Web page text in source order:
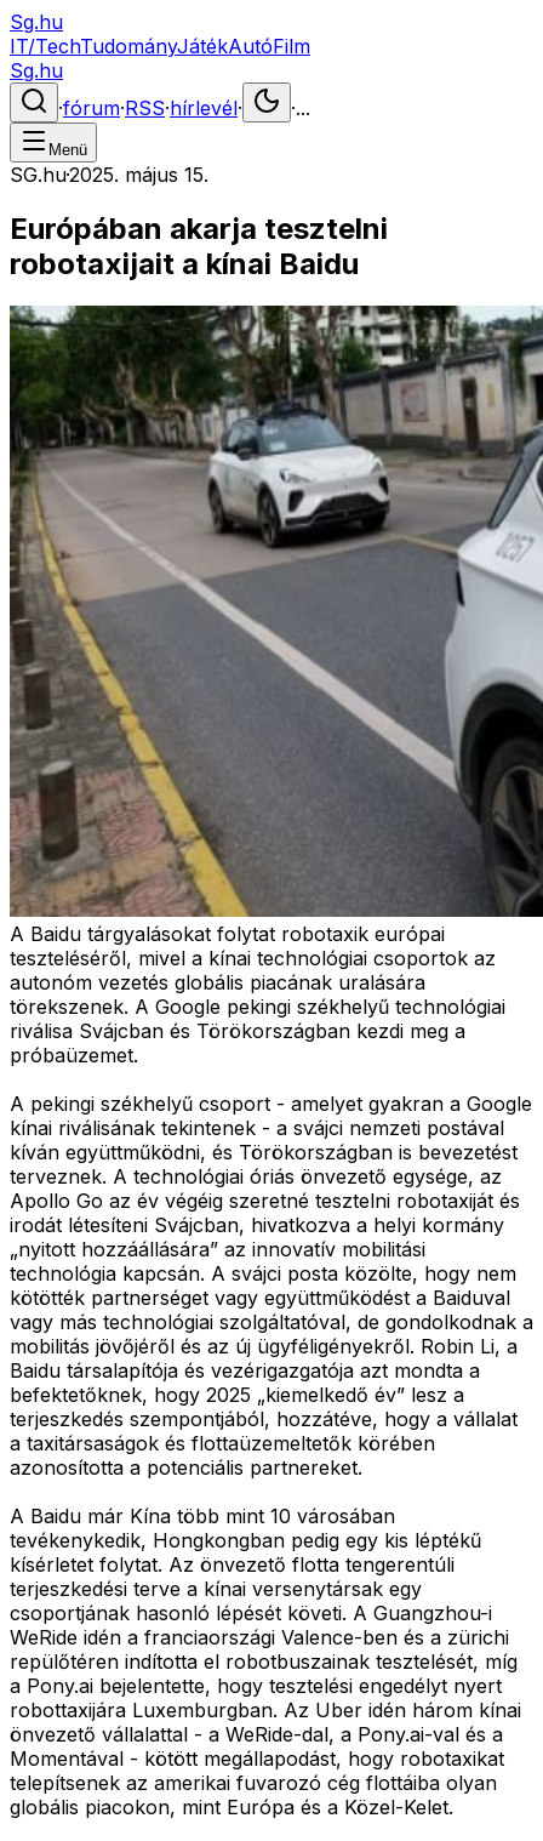
Sg.hu
IT/TechTudományJátékAutóFilm
Sg.hu
·fórum·RSS·hírlevél· ·...
Menü
SG.hu·2025. május 15.
Európában akarja tesztelni
robotaxijait a kínai Baidu
A Baidu tárgyalásokat folytat robotaxik európai
teszteléséről, mivel a kínai technológiai csoportok az
autonóm vezetés globális piacának uralására
törekszenek. A Google pekingi székhelyű technológiai
riválisa Svájcban és Törökországban kezdi meg a
próbaüzemet.
A pekingi székhelyű csoport - amelyet gyakran a Google
kínai riválisának tekintenek - a svájci nemzeti postával
kíván együttműködni, és Törökországban is bevezetést
terveznek. A technológiai óriás önvezető egysége, az
Apollo Go az év végéig szeretné tesztelni robotaxiját és
irodát létesíteni Svájcban, hivatkozva a helyi kormány
„nyitott hozzáállására” az innovatív mobilitási
technológia kapcsán. A svájci posta közölte, hogy nem
kötötték partnerséget vagy együttműködést a Baiduval
vagy más technológiai szolgáltatóval, de gondolkodnak a
mobilitás jövőjéről és az új ügyféligényekről. Robin Li, a
Baidu társalapítója és vezérigazgatója azt mondta a
befektetőknek, hogy 2025 „kiemelkedő év” lesz a
terjeszkedés szempontjából, hozzátéve, hogy a vállalat
a taxitársaságok és flottaüzemeltetők körében
azonosította a potenciális partnereket.
A Baidu már Kína több mint 10 városában
tevékenykedik, Hongkongban pedig egy kis léptékű
kísérletet folytat. Az önvezető flotta tengerentúli
terjeszkedési terve a kínai versenytársak egy
csoportjának hasonló lépését követi. A Guangzhou-i
WeRide idén a franciaországi Valence-ben és a zürichi
repülőtéren indította el robotbuszainak tesztelését, míg
a Pony.ai bejelentette, hogy tesztelési engedélyt nyert
robottaxijára Luxemburgban. Az Uber idén három kínai
önvezető vállalattal - a WeRide-dal, a Pony.ai-val és a
Momentával - kötött megállapodást, hogy robotaxikat
telepítsenek az amerikai fuvarozó cég flottáiba olyan
globális piacokon, mint Európa és a Közel-Kelet.